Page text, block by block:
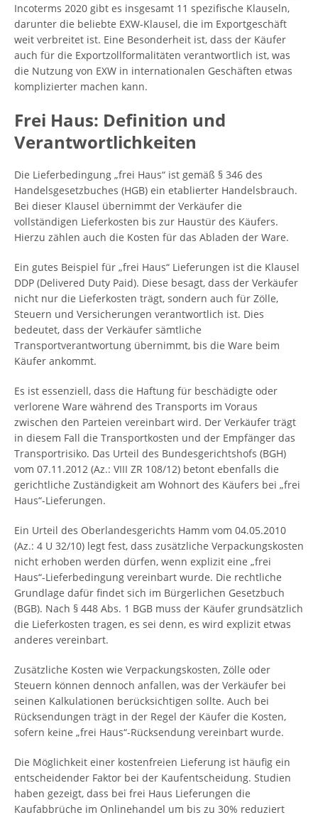
Incoterms 2020 gibt es insgesamt 11 spezifische Klauseln,
darunter die beliebte EXW-Klausel, die im Exportgeschäft
weit verbreitet ist. Eine Besonderheit ist, dass der Käufer
auch für die Exportzollformalitäten verantwortlich ist, was
die Nutzung von EXW in internationalen Geschäften etwas
komplizierter machen kann.
Frei Haus: Definition und
Verantwortlichkeiten
Die Lieferbedingung „frei Haus“ ist gemäß § 346 des
Handelsgesetzbuches (HGB) ein etablierter Handelsbrauch.
Bei dieser Klausel übernimmt der Verkäufer die
vollständigen Lieferkosten bis zur Haustür des Käufers.
Hierzu zählen auch die Kosten für das Abladen der Ware.
Ein gutes Beispiel für „frei Haus“ Lieferungen ist die Klausel
DDP (Delivered Duty Paid). Diese besagt, dass der Verkäufer
nicht nur die Lieferkosten trägt, sondern auch für Zölle,
Steuern und Versicherungen verantwortlich ist. Dies
bedeutet, dass der Verkäufer sämtliche
Transportverantwortung übernimmt, bis die Ware beim
Käufer ankommt.
Es ist essenziell, dass die Haftung für beschädigte oder
verlorene Ware während des Transports im Voraus
zwischen den Parteien vereinbart wird. Der Verkäufer trägt
in diesem Fall die Transportkosten und der Empfänger das
Transportrisiko. Das Urteil des Bundesgerichtshofs (BGH)
vom 07.11.2012 (Az.: VIII ZR 108/12) betont ebenfalls die
gerichtliche Zuständigkeit am Wohnort des Käufers bei „frei
Haus“-Lieferungen.
Ein Urteil des Oberlandesgerichts Hamm vom 04.05.2010
(Az.: 4 U 32/10) legt fest, dass zusätzliche Verpackungskosten
nicht erhoben werden dürfen, wenn explizit eine „frei
Haus“-Lieferbedingung vereinbart wurde. Die rechtliche
Grundlage dafür findet sich im Bürgerlichen Gesetzbuch
(BGB). Nach § 448 Abs. 1 BGB muss der Käufer grundsätzlich
die Lieferkosten tragen, es sei denn, es wird explizit etwas
anderes vereinbart.
Zusätzliche Kosten wie Verpackungskosten, Zölle oder
Steuern können dennoch anfallen, was der Verkäufer bei
seinen Kalkulationen berücksichtigen sollte. Auch bei
Rücksendungen trägt in der Regel der Käufer die Kosten,
sofern keine „frei Haus“-Rücksendung vereinbart wurde.
Die Möglichkeit einer kostenfreien Lieferung ist häufig ein
entscheidender Faktor bei der Kaufentscheidung. Studien
haben gezeigt, dass bei frei Haus Lieferungen die
Kaufabbrüche im Onlinehandel um bis zu 30% reduziert